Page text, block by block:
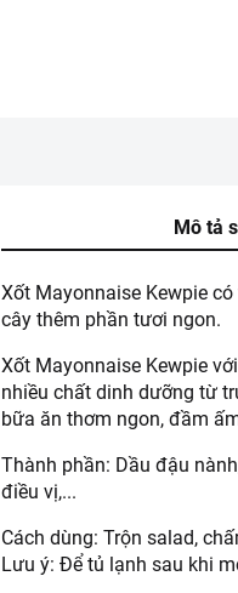
Mô tả
Xốt Mayonnaise Kewpie
cây thêm phần tươi ngon.
Xốt Mayonnaise Kewpie
nhiều chất dinh dưỡng từ
bữa ăn thơm ngon, đầm
Thành phần: Dầu đậu
điều vị,...
Cách dùng: Trộn salad,
Lưu ý: Để tủ lạnh sau khi